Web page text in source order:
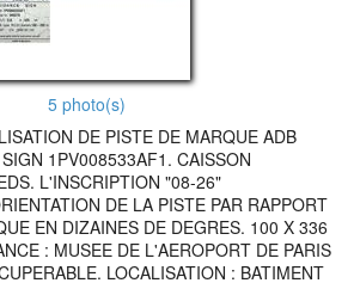
5 photo(s)
DE PISTE DE MARQUE ADB
1PV008533AF1. CAISSON
L'INSCRIPTION "08-26"
DE LA PISTE PAR RAPPORT
EN DIZAINES DE DEGRES. 100 X 336
: MUSEE DE L'AEROPORT DE PARIS
LOCALISATION : BATIMENT